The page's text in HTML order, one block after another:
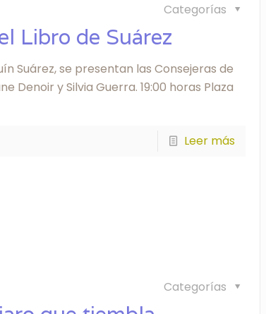
Categorías
Libro de Suárez
Suárez, se presentan las Consejeras de
Denoir y Silvia Guerra. 19:00 horas Plaza
Leer más
Categorías